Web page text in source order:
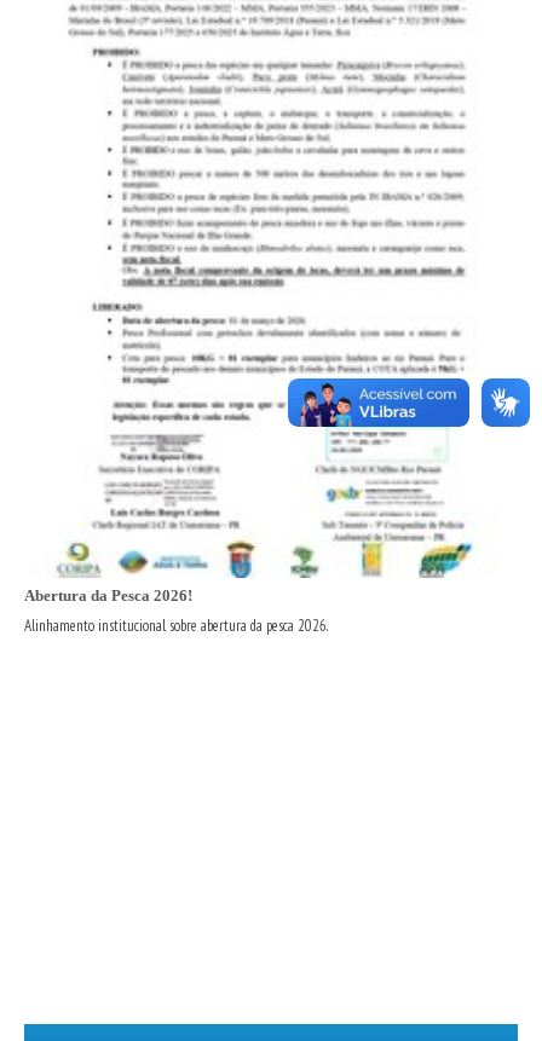
Abertura da Pesca 2026!
Alinhamento institucional sobre abertura da pesca 2026.